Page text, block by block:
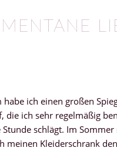
habe ich einen großen
die ich sehr regelmäßig
schlägt. Im
meinen Kleiderschrank